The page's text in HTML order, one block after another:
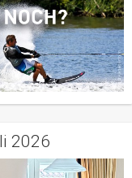
2026